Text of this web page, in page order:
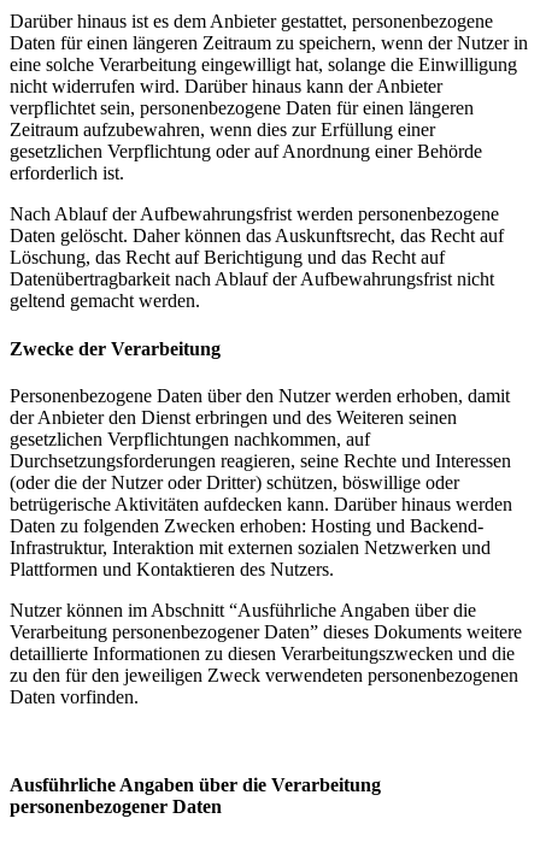
Darüber hinaus ist es dem Anbieter gestattet, personenbezogene
Daten für einen längeren Zeitraum zu speichern, wenn der Nutzer in
eine solche Verarbeitung eingewilligt hat, solange die Einwilligung
nicht widerrufen wird. Darüber hinaus kann der Anbieter
verpflichtet sein, personenbezogene Daten für einen längeren
Zeitraum aufzubewahren, wenn dies zur Erfüllung einer
gesetzlichen Verpflichtung oder auf Anordnung einer Behörde
erforderlich ist.
Nach Ablauf der Aufbewahrungsfrist werden personenbezogene
Daten gelöscht. Daher können das Auskunftsrecht, das Recht auf
Löschung, das Recht auf Berichtigung und das Recht auf
Datenübertragbarkeit nach Ablauf der Aufbewahrungsfrist nicht
geltend gemacht werden.
Zwecke der Verarbeitung
Personenbezogene Daten über den Nutzer werden erhoben, damit
der Anbieter den Dienst erbringen und des Weiteren seinen
gesetzlichen Verpflichtungen nachkommen, auf
Durchsetzungsforderungen reagieren, seine Rechte und Interessen
(oder die der Nutzer oder Dritter) schützen, böswillige oder
betrügerische Aktivitäten aufdecken kann. Darüber hinaus werden
Daten zu folgenden Zwecken erhoben: Hosting und Backend-
Infrastruktur, Interaktion mit externen sozialen Netzwerken und
Plattformen und Kontaktieren des Nutzers.
Nutzer können im Abschnitt “Ausführliche Angaben über die
Verarbeitung personenbezogener Daten” dieses Dokuments weitere
detaillierte Informationen zu diesen Verarbeitungszwecken und die
zu den für den jeweiligen Zweck verwendeten personenbezogenen
Daten vorfinden.
Ausführliche Angaben über die Verarbeitung
personenbezogener Daten